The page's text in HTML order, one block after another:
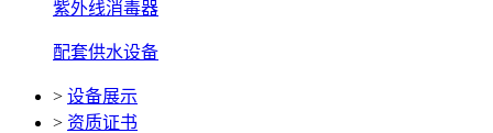
紫外线消毒器
配套供水设备
> 设备展示
> 资质证书